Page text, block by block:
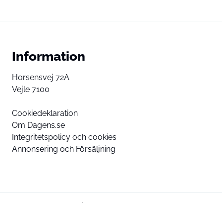
Information
Horsensvej 72A
Vejle 7100
Cookiedeklaration
Om Dagens.se
Integritetspolicy och cookies
Annonsering och Försäljning